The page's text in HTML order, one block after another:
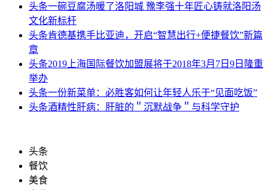
头条一碗豆腐汤暖了洛阳城 豫李强十年匠心铸就洛阳汤
文化新标杆
头条肯德基携手比亚迪，开启“智慧出行+便捷餐饮”新篇
章
头条2019上海国际餐饮加盟展将于2018年3月7日9日隆重
举办
头条一份新菜单：必胜客如何让年轻人乐于“见面吃饭”
头条酒精性肝病：肝脏的＂沉默战争＂与科学守护
头条
餐饮
美食